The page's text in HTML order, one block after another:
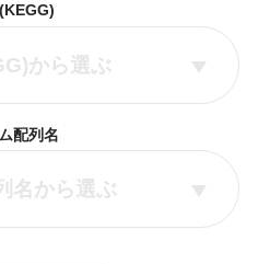
から選ぶ
配列名
名から選ぶ